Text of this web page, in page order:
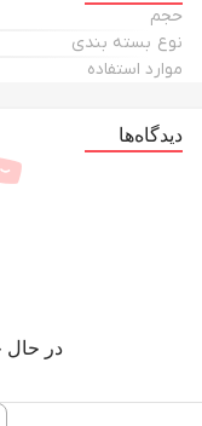
حجم
نوع بسته بندی
موارد استفاده
دیدگاه‌ها
در حال